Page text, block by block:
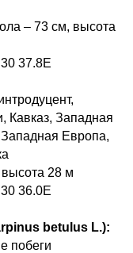
– 73 см, высота
37.8E
Кавказ, Западная
Европа,
высота 28 м
36.0E
betulus L.):
побеги